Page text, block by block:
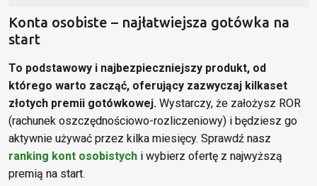
Konta osobiste – najłatwiejsza gotówka na
start
To podstawowy i najbezpieczniejszy produkt, od
którego warto zacząć, oferujący zazwyczaj kilkaset
złotych premii gotówkowej. Wystarczy, że założysz ROR
(rachunek oszczędnościowo-rozliczeniowy) i będziesz go
aktywnie używać przez kilka miesięcy. Sprawdź nasz
ranking kont osobistych i wybierz ofertę z najwyższą
premią na start.